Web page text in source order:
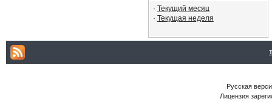
· Текущий месяц
· Текущая неделя
Русская
Лицензия